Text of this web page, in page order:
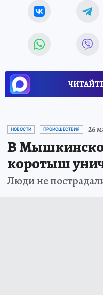
НОВОСТИ ПРОИСШЕСТВИЯ 26
В
коротыш
Люди не